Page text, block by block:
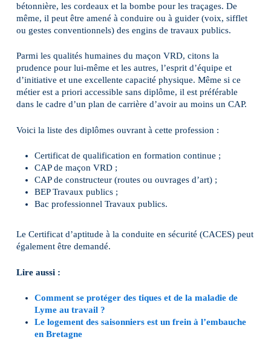
bétonnière, les cordeaux et la bombe pour les traçages. De
même, il peut être amené à conduire ou à guider (voix, sifflet
ou gestes conventionnels) des engins de travaux publics.
Parmi les qualités humaines du maçon VRD, citons la
prudence pour lui-même et les autres, l’esprit d’équipe et
d’initiative et une excellente capacité physique. Même si ce
métier est a priori accessible sans diplôme, il est préférable
dans le cadre d’un plan de carrière d’avoir au moins un CAP.
Voici la liste des diplômes ouvrant à cette profession :
Certificat de qualification en formation continue ;
CAP de maçon VRD ;
CAP de constructeur (routes ou ouvrages d’art) ;
BEP Travaux publics ;
Bac professionnel Travaux publics.
Le Certificat d’aptitude à la conduite en sécurité (CACES) peut
également être demandé.
Lire aussi :
Comment se protéger des tiques et de la maladie de
Lyme au travail ?
Le logement des saisonniers est un frein à l’embauche
en Bretagne